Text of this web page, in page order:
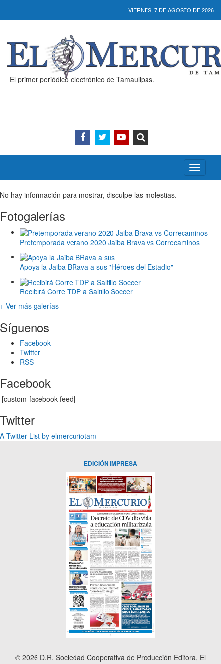
VIERNES, 7 DE AGOSTO DE 2026
El primer periódico electrónico de Tamaulipas.
Activar/
menú
No hay información para mostrar, disculpe las molestias.
Fotogalerías
Pretemporada verano 2020 Jaiba Brava vs Correcaminos
Apoya la Jaiba BRava a sus "Héroes del Estadio"
Recibirá Corre TDP a Saltillo Soccer
+ Ver más galerías
Síguenos
Facebook
Twitter
RSS
Facebook
[custom-facebook-feed]
Twitter
A Twitter List by elmercuriotam
EDICIÓN IMPRESA
© 2026 D.R. Sociedad Cooperativa de Producción Editora, El